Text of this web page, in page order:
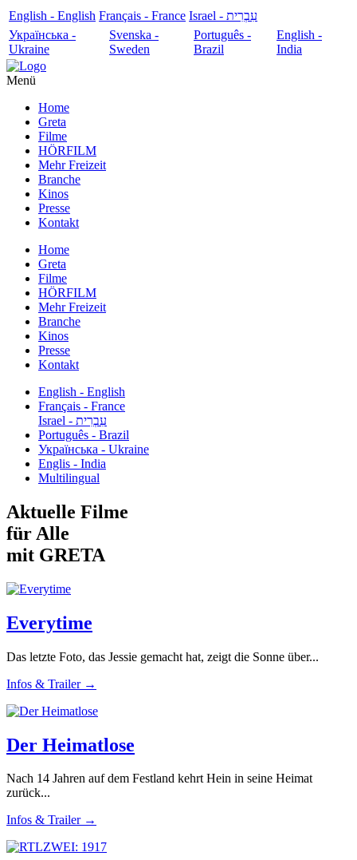
English - English Français - France
עִבְרִית - Israel
Українська -
Ukraine
Svenska -
Sweden
Português -
Brazil
English -
India
Menü
Home
Greta
Filme
HÖRFILM
Mehr Freizeit
Branche
Kinos
Presse
Kontakt
Home
Greta
Filme
HÖRFILM
Mehr Freizeit
Branche
Kinos
Presse
Kontakt
English - English
Français - France
עִבְרִית - Israel
Português - Brazil
Українська - Ukraine
Englis - India
Multilingual
Aktuelle Filme
für Alle
mit GRETA
Everytime
Das letzte Foto, das Jessie gemacht hat, zeigt die Sonne über...
Infos & Trailer →
Der Heimatlose
Nach 14 Jahren auf dem Festland kehrt Hein in seine Heimat
zurück...
Infos & Trailer →